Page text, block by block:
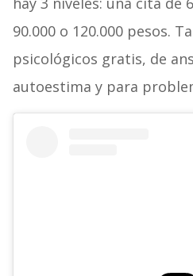
90.000 o 120.000 pesos.
psicológicos gratis, de
autoestima y para